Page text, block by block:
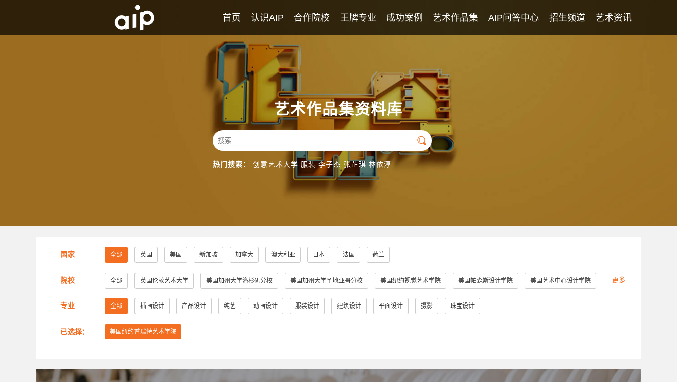
首页 认识AIP
AIP课程
英美艺术高中课程
日本艺术高中课程
国际导师团队
合作院校 王牌专业 成功案例
2026年录取榜
艺术作品集 AIP问答中心 招生频道 艺术资讯
艺术作品集资料库

热门搜索： 创意艺术大学 服装 李子杰 张芷琪 林依淳
国家 全部 英国 美国 新加坡 加拿大 澳大利亚 日本 法国 荷兰
院校 全部 英国伦敦艺术大学 美国加州大学洛杉矶分校 美国加州大学圣地亚哥分校 美国纽约视觉艺术学院 美国帕森斯设计学院 美国艺术中心设计学院
美国萨凡纳艺术与设计学院 美国纽约普瑞特艺术学院 澳大利亚皇家墨尔本理工大学 英国伦敦大学金匠学院 美国罗德岛设计学院
美国芝加哥艺术学院
更多
专业 全部 插画设计 产品设计 纯艺 动画设计 服装设计 建筑设计 平面设计 摄影 珠宝设计
已选择： 美国纽约普瑞特艺术学院